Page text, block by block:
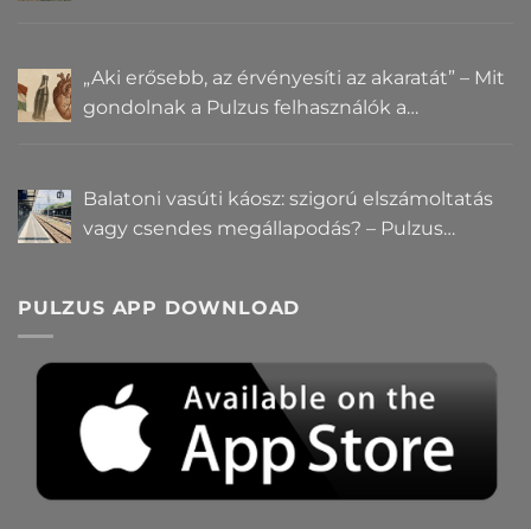
„Aki erősebb, az érvényesíti az akaratát” – Mit
gondolnak a Pulzus felhasználók a
Balatoni vasúti káosz: szigorú elszámoltatás
vagy csendes megállapodás? – Pulzus
PULZUS APP DOWNLOAD